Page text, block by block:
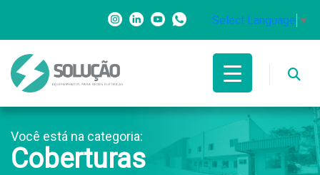
Select Language ▼
Você está na categoria:
Coberturas